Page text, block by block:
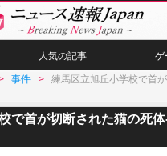
人気の記事 ゲ
事件
練馬区立旭丘小学校で首
で首が切断された猫の死